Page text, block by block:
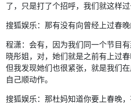
了，只是打了个招呼，我们就这样过
搜狐娱乐：那有没有向曾经上过春晚
程潇：会有，因为我们同一个节目
晓彤姐，对，她们就是之前有上过春
但我发现她们也很紧张，就是我们
自己顺动作。
搜狐娱乐：那杜妈知道你要上春晚，